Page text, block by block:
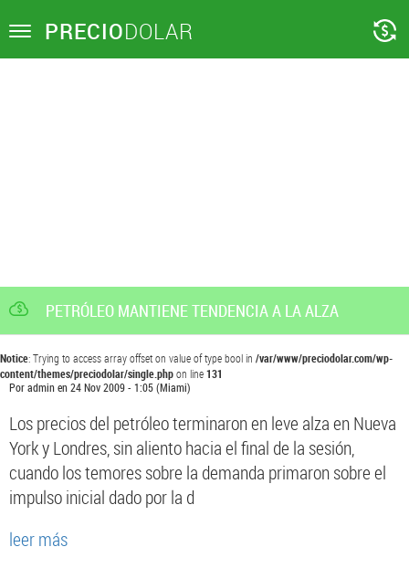
Toggle PRECIODOLAR
PETRÓLEO MANTIENE TENDENCIA A LA ALZA
Notice: Trying to access array offset on value of type bool in /var/www/preciodolar.com/wp-
content/themes/preciodolar/single.phpon line131
Poradminen24 Nov 2009 - 1:05(Miami)
Los precios del petróleo terminaron en leve alza en Nueva
York y Londres, sin aliento hacia el final de la sesión,
cuando los temores sobre la demanda primaron sobre el
impulso inicial dado por la d
leer más